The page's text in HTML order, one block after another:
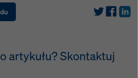
artykułu? Skontaktuj